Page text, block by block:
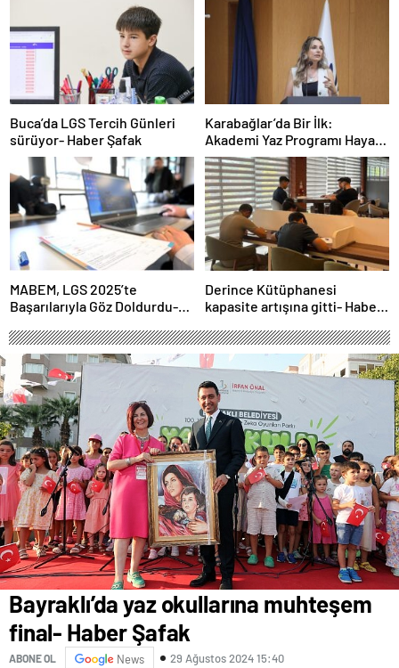
Buca’da LGS Tercih Günleri
sürüyor- Haber Şafak
Karabağlar’da Bir İlk:
Akademi Yaz Programı Hayata
Geçti- Haber Şafak
MABEM, LGS 2025’te
Başarılarıyla Göz Doldurdu-
Derince Kütüphanesi
kapasite artışına gitti- Haber
Bayraklı’da yaz okullarına muhteşem
final- Haber Şafak
ABONE OL News 29 Ağustos 2024 15:40